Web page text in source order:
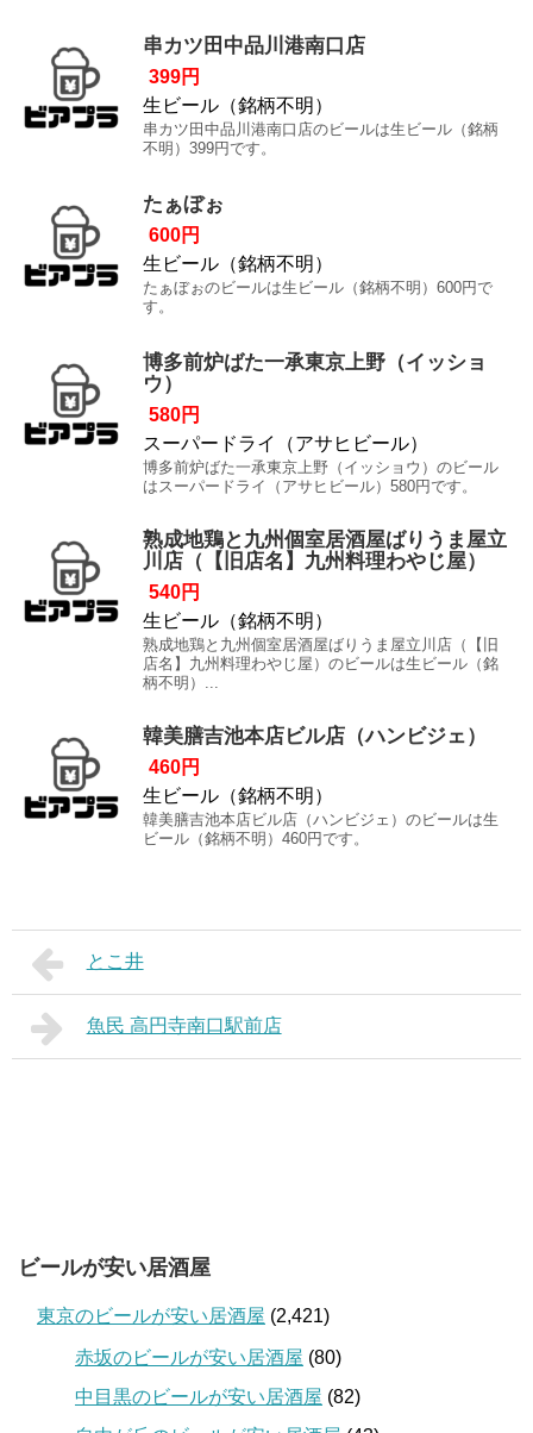
串カツ田中品川港南口店
399円
生ビール（銘柄不明）
串カツ田中品川港南口店のビールは生ビール（銘柄
不明）399円です。
たぁぼぉ
600円
生ビール（銘柄不明）
たぁぼぉのビールは生ビール（銘柄不明）600円で
す。
博多前炉ばた一承東京上野（イッショ
ウ）
580円
スーパードライ（アサヒビール）
博多前炉ばた一承東京上野（イッショウ）のビール
はスーパードライ（アサヒビール）580円です。
熟成地鶏と九州個室居酒屋ばりうま屋立
川店（【旧店名】九州料理わやじ屋）
540円
生ビール（銘柄不明）
熟成地鶏と九州個室居酒屋ばりうま屋立川店（【旧
店名】九州料理わやじ屋）のビールは生ビール（銘
柄不明）...
韓美膳吉池本店ビル店（ハンビジェ）
460円
生ビール（銘柄不明）
韓美膳吉池本店ビル店（ハンビジェ）のビールは生
ビール（銘柄不明）460円です。
とこ井
魚民 高円寺南口駅前店
ビールが安い居酒屋
東京のビールが安い居酒屋 (2,421)
赤坂のビールが安い居酒屋 (80)
中目黒のビールが安い居酒屋 (82)